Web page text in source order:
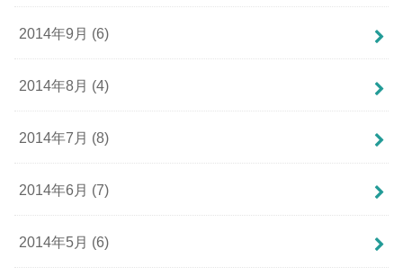
2014年9月 (6)
2014年8月 (4)
2014年7月 (8)
2014年6月 (7)
2014年5月 (6)